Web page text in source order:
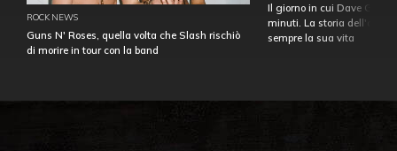
ROCK NEWS
Guns N' Roses, quella volta che Slash rischiò
di morire in tour con la band
Il giorno in cui Dave
minuti. La storia
sempre la sua vita